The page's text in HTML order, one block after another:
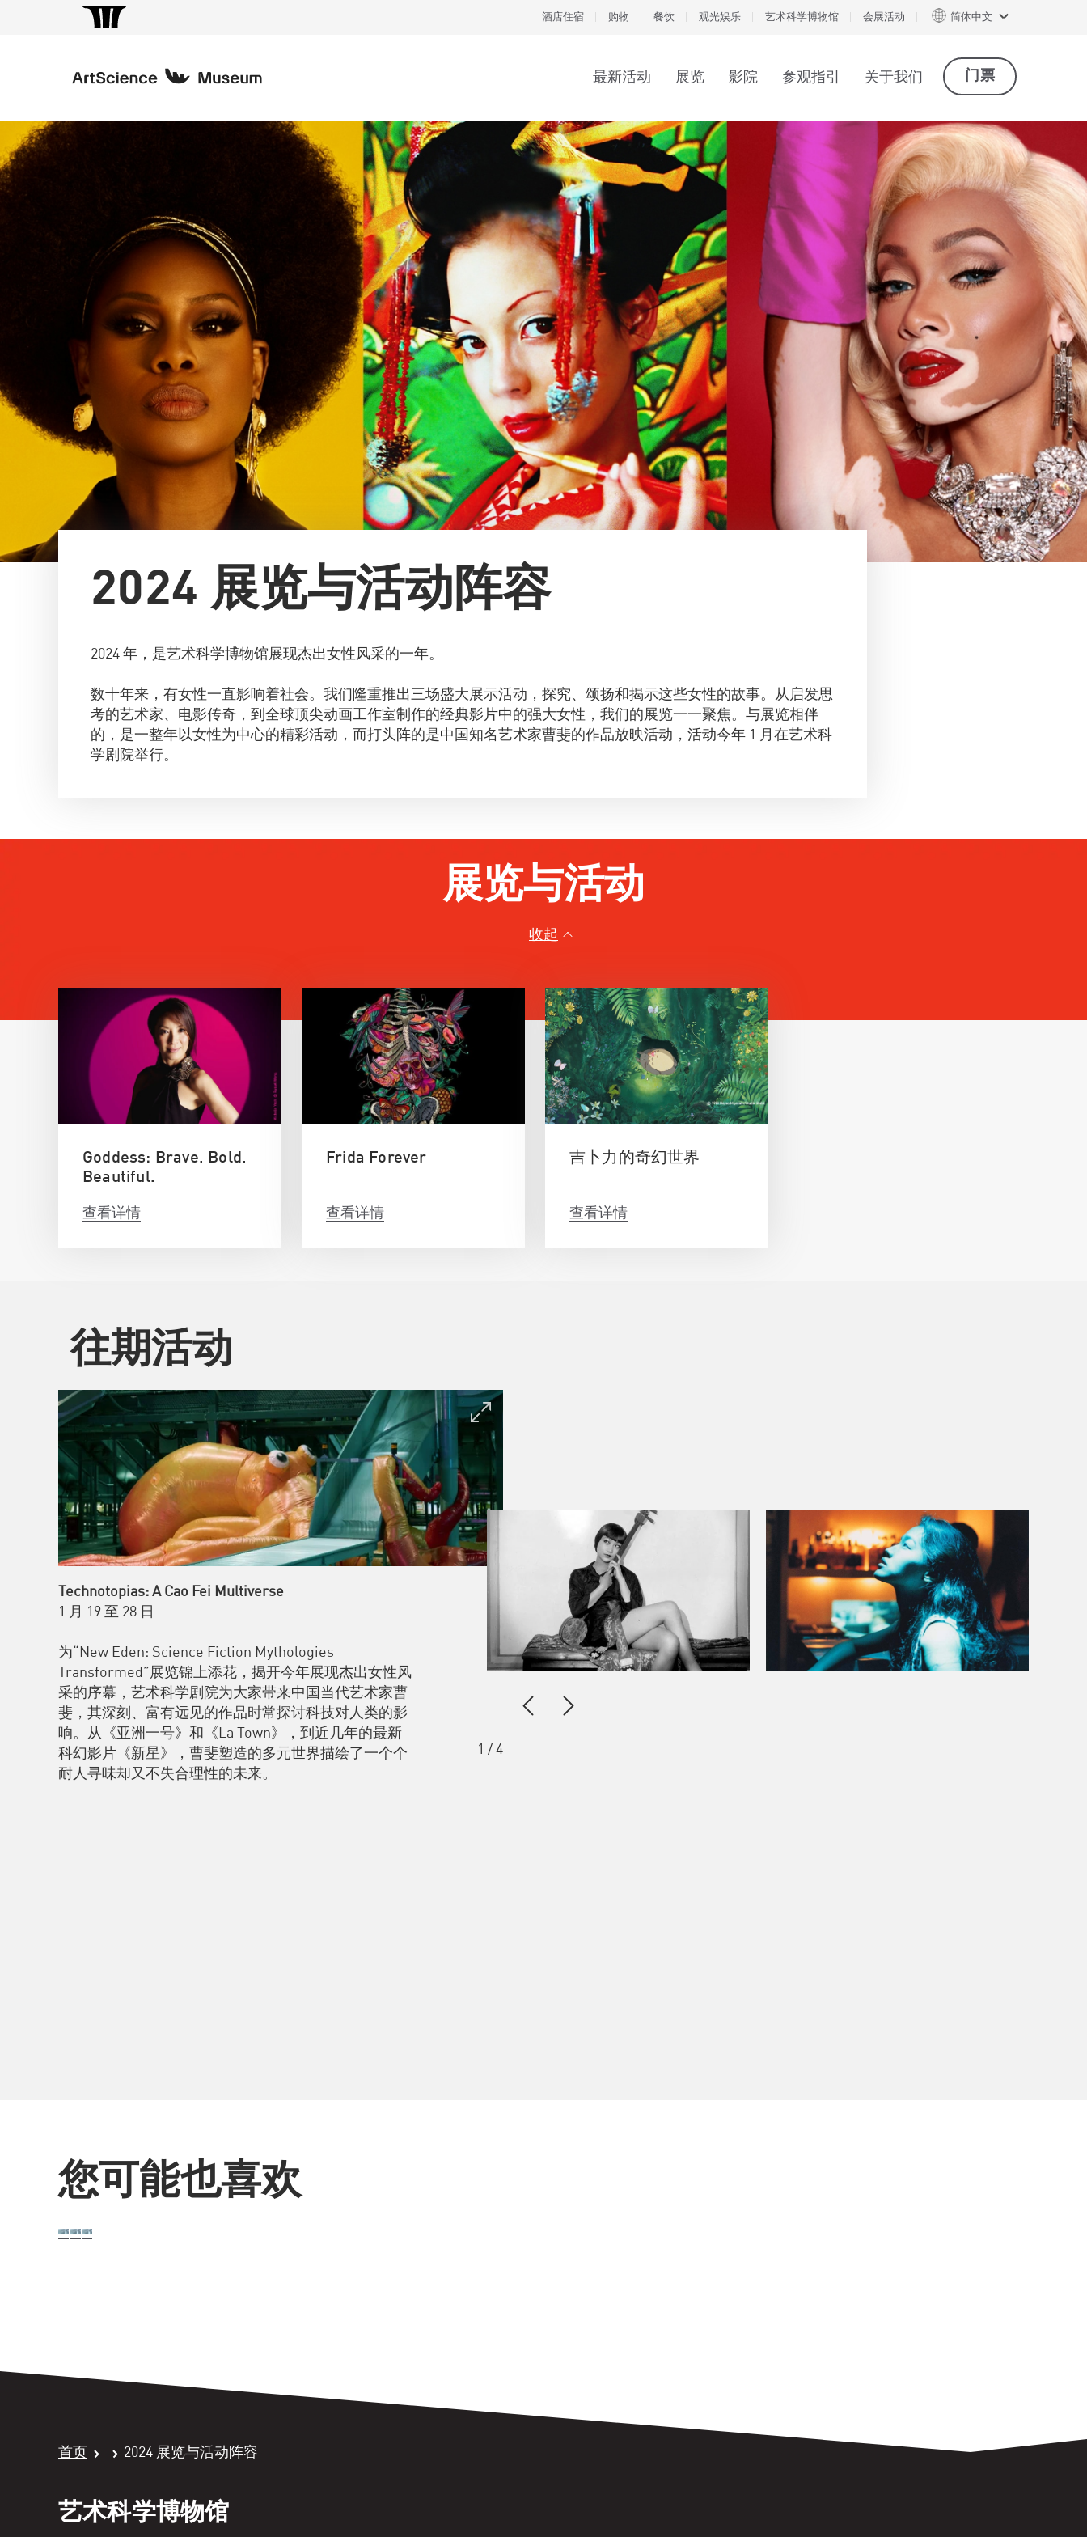
酒店住宿 购物 餐饮 观光娱乐 艺术科学博物馆 会展活动 简体中文
最新活动 展览 影院 参观指引 关于我们 门票
2024 展览与活动阵容
2024 年，是艺术科学博物馆展现杰出女性风采的一年。
数十年来，有女性一直影响着社会。我们隆重推出三场盛大展示活动，探究、颂扬和揭示这些女性的故事。从启发思
考的艺术家、电影传奇，到全球顶尖动画工作室制作的经典影片中的强大女性，我们的展览一一聚焦。与展览相伴
的，是一整年以女性为中心的精彩活动，而打头阵的是中国知名艺术家曹斐的作品放映活动，活动今年 1 月在艺术科
学剧院举行。
展览与活动
收起
Goddess: Brave. Bold.
Beautiful.
查看详情
Frida Forever
查看详情
吉卜力的奇幻世界
查看详情
往期活动
Technotopias: A Cao Fei Multiverse
1 月 19 至 28 日
为“New Eden: Science Fiction Mythologies
Transformed”展览锦上添花，揭开今年展现杰出女性风
采的序幕，艺术科学剧院为大家带来中国当代艺术家曹
斐，其深刻、富有远见的作品时常探讨科技对人类的影
响。从《亚洲一号》和《La Town》，到近几年的最新
科幻影片《新星》，曹斐塑造的多元世界描绘了一个个
耐人寻味却又不失合理性的未来。
1 / 4
您可能也喜欢
首页 2024 展览与活动阵容
艺术科学博物馆